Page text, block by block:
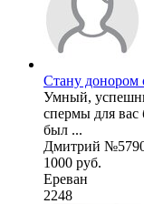
Стану донором
Умный,
спермы для
был ...
Дмитрий
1000 руб.
Ереван
2248